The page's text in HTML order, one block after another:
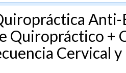
Anti-
Quiropráctico +
Cervical y